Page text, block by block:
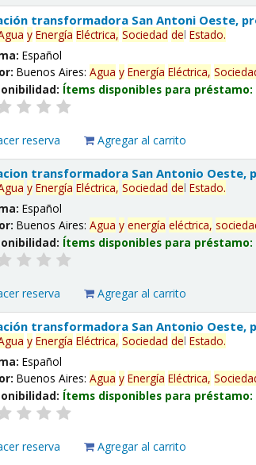
transformadora San Antoni Oeste,
y Energía Eléctrica, Sociedad delEstado.
Español
Buenos Aires:Agua y Energía Eléctrica,
Ítems disponibles para préstamo:
reserva Agregar al carrito
transformadora San Antonio Oeste,
y Energía Eléctrica, Sociedad delEstado.
Español
Buenos Aires:Agua y energía eléctrica,
Ítems disponibles para préstamo:
reserva Agregar al carrito
transformadora San Antonio Oeste,
y Energía Eléctrica, Sociedad delEstado.
Español
Buenos Aires:Agua y Energía Eléctrica,
Ítems disponibles para préstamo:
reserva Agregar al carrito